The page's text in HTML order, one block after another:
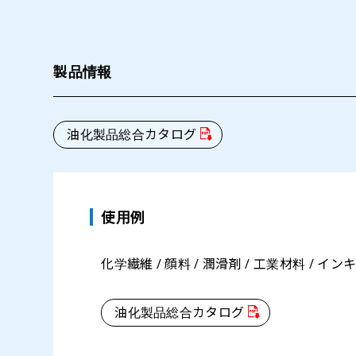
製品情報
油化製品総合カタログ
使用例
化学繊維 / 顔料 / 潤滑剤 / 工業材料 / イン
油化製品総合カタログ